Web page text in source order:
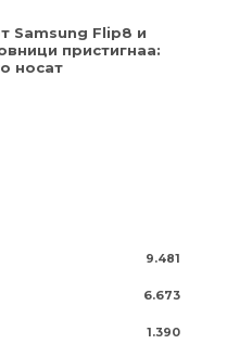
Samsung Flip8 и
пристигнаа:
носат
9.481
6.673
1.390